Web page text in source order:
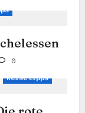
0
Reisetipps